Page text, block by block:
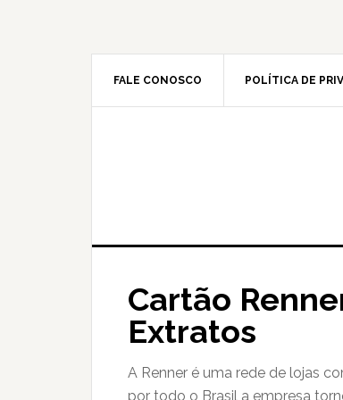
FALE CONOSCO POLÍTICA DE
Cartão
Extratos
A Renner é uma rede de lojas
por todo o Brasil a empresa